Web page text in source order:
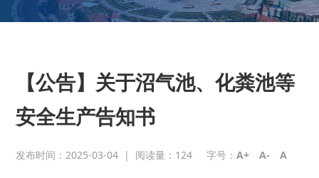
【公告】关于沼气池、化粪池等
安全生产告知书
发布时间：2025-03-04 | 阅读量： 124 字号：A+ A- A